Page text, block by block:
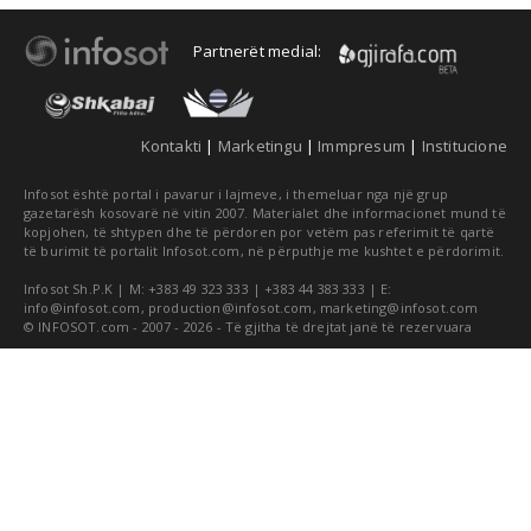
Partnerët medial:
Kontakti | Marketingu | Immpresum | Institucione
Infosot është portal i pavarur i lajmeve, i themeluar nga një grup
gazetarësh kosovarë në vitin 2007. Materialet dhe informacionet mund të
kopjohen, të shtypen dhe të përdoren por vetëm pas referimit të qartë
të burimit të portalit Infosot.com, në përputhje me kushtet e përdorimit.
Infosot Sh.P.K | M: +383 49 323 333 | +383 44 383 333 | E:
info@infosot.com , production@infosot.com , marketing@infosot.com
© INFOSOT.com - 2007 - 2026 - Të gjitha të drejtat janë të rezervuara